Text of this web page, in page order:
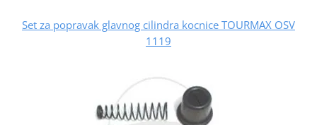
Set za popravak glavnog cilindra kocnice TOURMAX OSV
1119